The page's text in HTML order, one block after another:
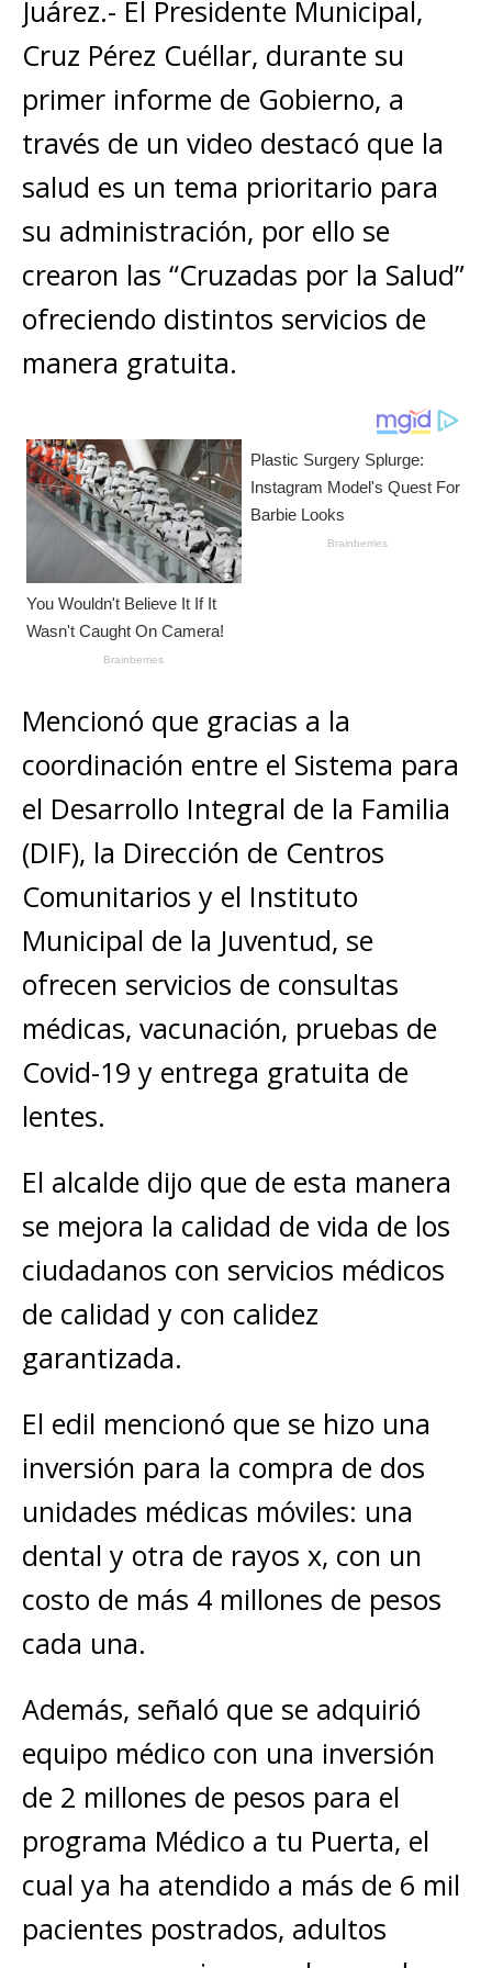
A
p
p
b
o
o
k
n
g
e
r
r Li
n
k
m
p
ar
ti
r
Juárez.- El Presidente Municipal,
Cruz Pérez Cuéllar, durante su
primer informe de Gobierno, a
través de un video destacó que la
salud es un tema prioritario para
su administración, por ello se
crearon las “Cruzadas por la Salud”
ofreciendo distintos servicios de
manera gratuita.
Mencionó que gracias a la
coordinación entre el Sistema para
el Desarrollo Integral de la Familia
(DIF), la Dirección de Centros
Comunitarios y el Instituto
Municipal de la Juventud, se
ofrecen servicios de consultas
médicas, vacunación, pruebas de
Covid-19 y entrega gratuita de
lentes.
El alcalde dijo que de esta manera
se mejora la calidad de vida de los
ciudadanos con servicios médicos
de calidad y con calidez
garantizada.
El edil mencionó que se hizo una
inversión para la compra de dos
unidades médicas móviles: una
dental y otra de rayos x, con un
costo de más 4 millones de pesos
cada una.
Además, señaló que se adquirió
equipo médico con una inversión
de 2 millones de pesos para el
programa Médico a tu Puerta, el
cual ya ha atendido a más de 6 mil
pacientes postrados, adultos